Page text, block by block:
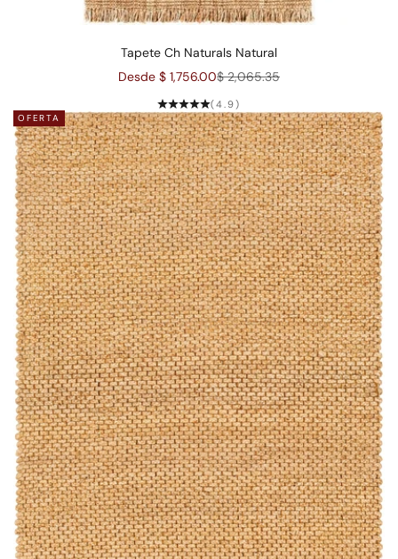
Tapete Ch Naturals Natural
Precio de oferta
Desde $ 1,756.00Precio normal
$ 2,065.35
(4.9)
OFERTA